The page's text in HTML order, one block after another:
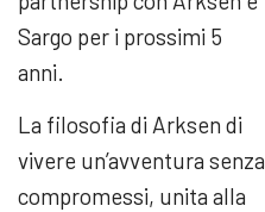
Sargo per i prossimi 5
anni.
La filosofia di Arksen di
vivere un’avventura senza
compromessi, unita alla